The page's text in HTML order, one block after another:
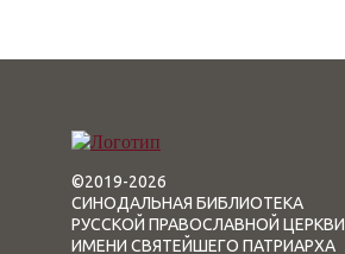
©2019-2026
СИНОДАЛЬНАЯ БИБЛИОТЕКА
РУССКОЙ ПРАВОСЛАВНОЙ ЦЕРКВИ
ИМЕНИ СВЯТЕЙШЕГО ПАТРИАРХА